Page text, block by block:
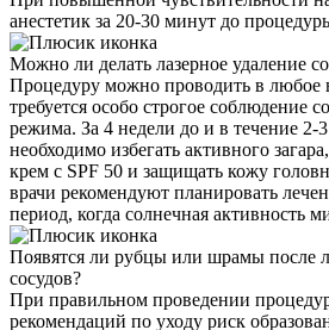
анестетик за 20-30 минут до
Можно ли делать лазерное удаление
Процедуру можно проводить в любое
требуется особо строгое соблюдение
режима. За 4 недели до и в течение 2-
необходимо избегать активного
крем с SPF 50 и защищать кожу
врачи рекомендуют планировать
период, когда солнечная активность
Появятся ли рубцы или шрамы после
сосудов?
При правильном проведении
рекомендаций по уходу риск